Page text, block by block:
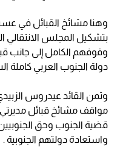
وهنا مشائخ القبائل في
بتشكيل المجلس الانتقالي
وقوفهم الكامل إلى جانب
دولة الجنوب العربي كاملة
وثمن القائد عيدروس
مواقف مشائخ قبائل
قضية الجنوب وحق
واستعادة دولتهم الجنوبية .